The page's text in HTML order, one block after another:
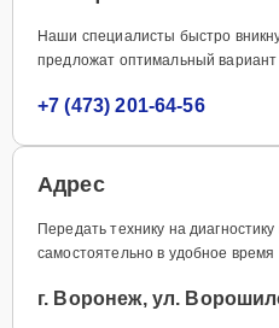
Наши специалисты быстро
предложат оптимальный
+7 (473) 201-64-56
Адрес
Передать технику на
самостоятельно в удобное время
г. Воронеж, ул.